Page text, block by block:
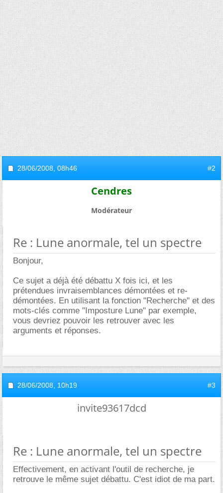
28/06/2008, 08h46 #2
Cendres
Modérateur
Re : Lune anormale, tel un spectre
Bonjour,
Ce sujet a déjà été débattu X fois ici, et les
prétendues invraisemblances démontées et re-
démontées. En utilisant la fonction "Recherche" et des
mots-clés comme "Imposture Lune" par exemple,
vous devriez pouvoir les retrouver avec les
arguments et réponses.
28/06/2008, 10h19 #3
invite93617dcd
Re : Lune anormale, tel un spectre
Effectivement, en activant l'outil de recherche, je
retrouve le même sujet débattu. C'est idiot de ma part.